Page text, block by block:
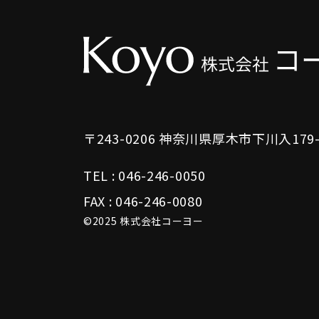
〒243-0206 神奈川県厚木市下川入
TEL : 046-246-0050
FAX : 046-246-0080
©2025 株式会社コーヨー